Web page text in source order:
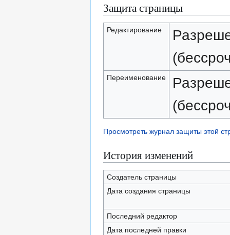
Защита страницы
Редактирование
Переименование
Просмотреть журнал защиты этой
История изменений
Создатель страницы
Дата создания страницы
Последний редактор
Дата последней правки